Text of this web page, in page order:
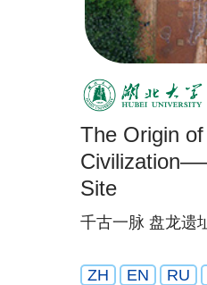
The Origin
Site
千古一脉 盘龙遗
ZH EN RU